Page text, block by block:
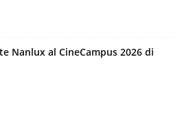
Nanlux al CineCampus 2026 di